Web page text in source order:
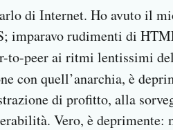
di Internet. Ho avuto il
imparavo rudimenti di
to-peer ai ritmi lentissimi
con quell’anarchia, è
di profitto, alla
Vero, è deprimente: